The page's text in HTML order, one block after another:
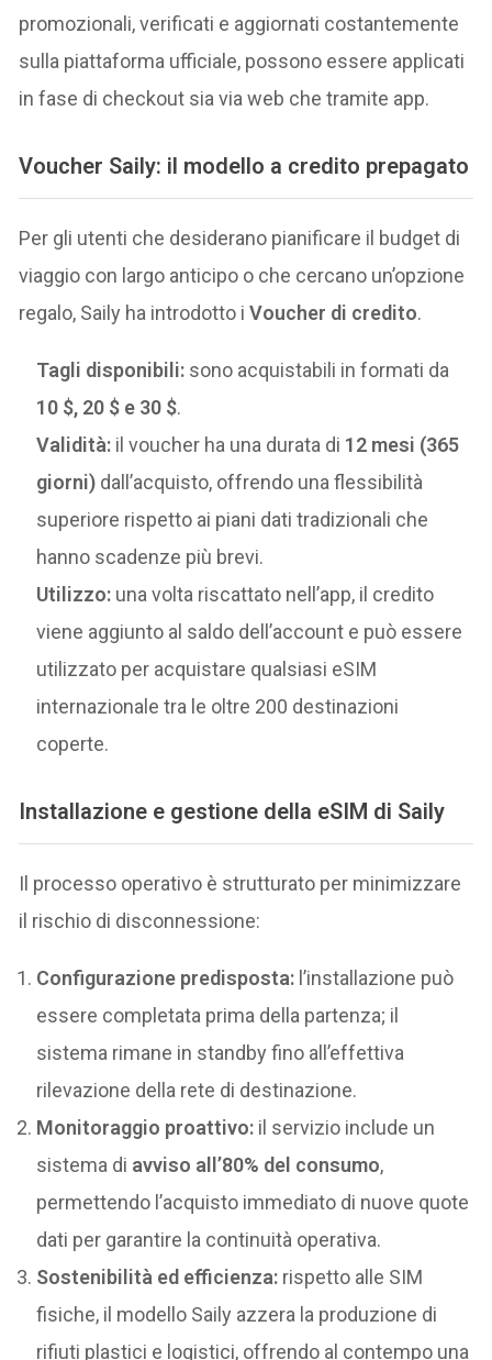
promozionali, verificati e aggiornati costantemente
sulla piattaforma ufficiale, possono essere applicati
in fase di checkout sia via web che tramite app.
Voucher Saily: il modello a credito prepagato
Per gli utenti che desiderano pianificare il budget di
viaggio con largo anticipo o che cercano un’opzione
regalo, Saily ha introdotto iVoucher di credito.
Tagli disponibili: sono acquistabili in formati da
10 $, 20 $ e 30 $.
Validità: il voucher ha una durata di 12 mesi (365
giorni) dall’acquisto, offrendo una flessibilità
superiore rispetto ai piani dati tradizionali che
hanno scadenze più brevi.
Utilizzo: una volta riscattato nell’app, il credito
viene aggiunto al saldo dell’account e può essere
utilizzato per acquistare qualsiasi eSIM
internazionale tra le oltre 200 destinazioni
coperte.
Installazione e gestione della eSIM di Saily
Il processo operativo è strutturato per minimizzare
il rischio di disconnessione:
Configurazione predisposta: l’installazione può
essere completata prima della partenza; il
sistema rimane in standby fino all’effettiva
rilevazione della rete di destinazione.
Monitoraggio proattivo: il servizio include un
sistema di avviso all’80% del consumo,
permettendo l’acquisto immediato di nuove quote
dati per garantire la continuità operativa.
Sostenibilità ed efficienza: rispetto alle SIM
fisiche, il modello Saily azzera la produzione di
rifiuti plastici e logistici, offrendo al contempo una